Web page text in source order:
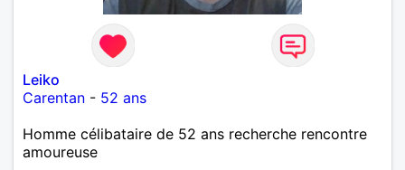
Leiko
Carentan - 52 ans
Homme célibataire de 52 ans recherche rencontre
amoureuse